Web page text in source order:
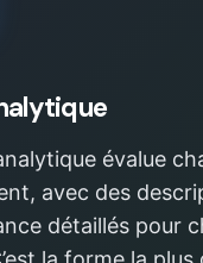
évalue
avec des
détaillés pour